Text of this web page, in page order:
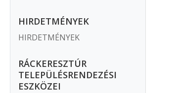
HIRDETMÉNYEK
HIRDETMÉNYEK
RÁCKERESZTÚR
TELEPÜLÉSRENDEZÉSI
ESZKÖZEI